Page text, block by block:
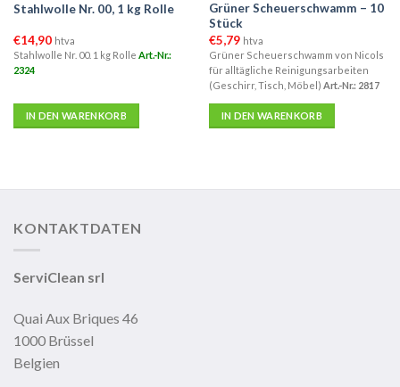
Stahlwolle Nr. 00, 1 kg Rolle
€14,90 htva
Stahlwolle Nr. 00. 1 kg Rolle Art.-Nr.:
2324
IN DEN WARENKORB
Grüner Scheuerschwamm – 10
Stück
€5,79 htva
Grüner Scheuerschwamm von Nicols
für alltägliche Reinigungsarbeiten
(Geschirr, Tisch, Möbel) Art.-Nr.: 2817
IN DEN WARENKORB
KONTAKTDATEN
ServiClean srl
Quai Aux Briques 46
1000 Brüssel
Belgien